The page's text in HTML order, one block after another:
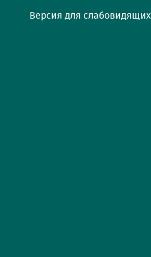
Версия для слабовидящих